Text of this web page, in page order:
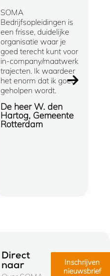
SOMA
Bedrijfsopleidingen is
een frisse, duidelijke
organisatie waar je
goed terecht kunt voor
in-company/maatwerk
trajecten. Ik waardeer
het enorm dat ik goed
geholpen wordt.
De heer W. den
Hartog, Gemeente
Rotterdam
Direct
naar
Inschrijven
nieuwsbrief